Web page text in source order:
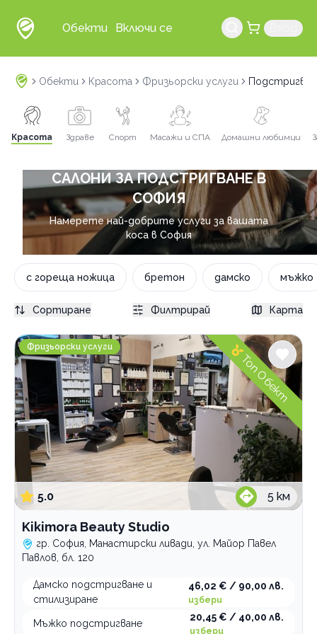
Обекти Включи се
Обекти Красота Фризьорски услуги
Красота Здраве Спорт Масажи и СПА Домашни любимци
САЛОНИ ЗА ПОДСТРИГВАНЕ В
СОФИЯ
Намерете най-добрите услуги за вашата
коса в София
с гореща ножица бретон дамско мъжко
Kikimora Beauty Studio
Фризьорски услуги
5.0 5 км
Kikimora Beauty Studio
гр. София, Манастирски ливади, ул. Майор Павел
Павлов, бл. 120
Дамско подстригване и
стилизиране
46,02 € / 90,00 лв.
избери
Мъжко подстригване
20,45 € / 40,00 лв.
избери
Топ Обект
Сортиране Филтрирай Карта
София
Mладост 1А
Банишора
Белите брези
Връбница-1
Дружба 2
Лозенец
Люлин 3
Манастирски ливади
Младост
Хладилника
Център
Бургас
Павликени